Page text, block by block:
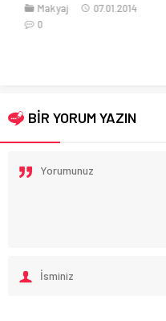
Makyaj
07.01.2014
0
BİR YORUM YAZIN